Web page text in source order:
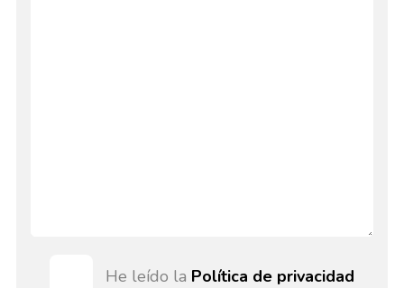
He leído la Política de privacidad